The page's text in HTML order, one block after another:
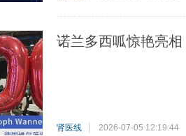
诺兰多西呱惊艳亮
肾医线 2026-07-05 12:19:44